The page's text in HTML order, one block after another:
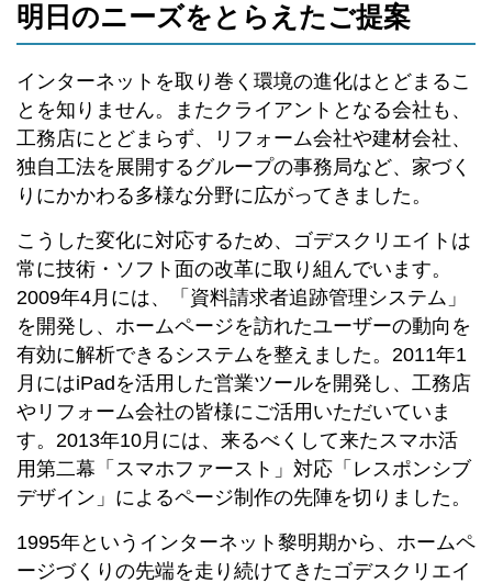
明日のニーズをとらえたご提案
インターネットを取り巻く環境の進化はとどまるこ
とを知りません。またクライアントとなる会社も、
工務店にとどまらず、リフォーム会社や建材会社、
独自工法を展開するグループの事務局など、家づく
りにかかわる多様な分野に広がってきました。
こうした変化に対応するため、ゴデスクリエイトは
常に技術・ソフト面の改革に取り組んでいます。
2009年4月には、「資料請求者追跡管理システム」
を開発し、ホームページを訪れたユーザーの動向を
有効に解析できるシステムを整えました。2011年1
月にはiPadを活用した営業ツールを開発し、工務店
やリフォーム会社の皆様にご活用いただいていま
す。2013年10月には、来るべくして来たスマホ活
用第二幕「スマホファースト」対応「レスポンシブ
デザイン」によるページ制作の先陣を切りました。
1995年というインターネット黎明期から、ホームペ
ージづくりの先端を走り続けてきたゴデスクリエイ